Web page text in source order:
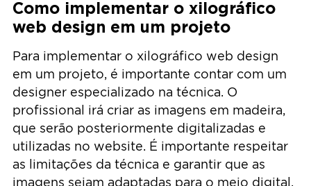
Como implementar o xilográfico
web design em um projeto
Para implementar o xilográfico web design
em um projeto, é importante contar com um
designer especializado na técnica. O
profissional irá criar as imagens em madeira,
que serão posteriormente digitalizadas e
utilizadas no website. É importante respeitar
as limitações da técnica e garantir que as
imagens sejam adaptadas para o meio digital.